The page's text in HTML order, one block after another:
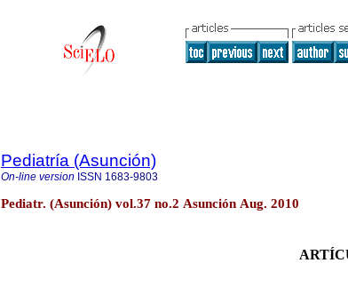
Pediatría (Asunción)
On-line version ISSN 1683-9803
Pediatr. (Asunción) vol.37 no.2 Asunción Aug. 2010